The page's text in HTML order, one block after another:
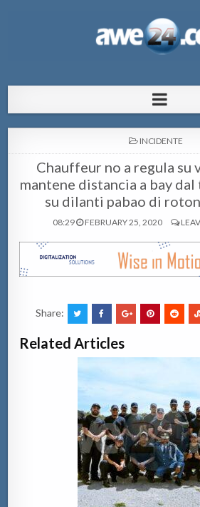
pa Aruba
POSTED
INCIDENTE
Chauffeur no a regula su
mantene distancia a bay
su dilanti pabao di
08:29 FEBRUARY 25, 2020
Share:
Related Articles